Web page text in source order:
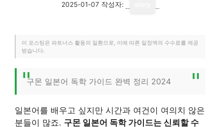
2025-01-07 작성자:
이 포스팅은 파트너스 활동의 일환으로, 이에 따른 일정액의 수수료를 제공
받습니다.
구몬 일본어 독학 가이드 완벽 정리 2024
일본어를 배우고 싶지만 시간과 여건이 여의치 않은
분들이 많죠. 구몬 일본어 독학 가이드는 신뢰할 수